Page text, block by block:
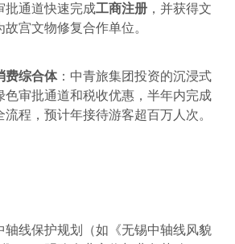
批通道快速完成工商注册 ，并获得文
宫文物修复合作单位。
费综合体：中青旅集团投资的沉浸式
色审批通道和税收优惠，半年内完成
程，预计年接待游客超百万人次。
轴线保护规划（如《无锡中轴线风貌